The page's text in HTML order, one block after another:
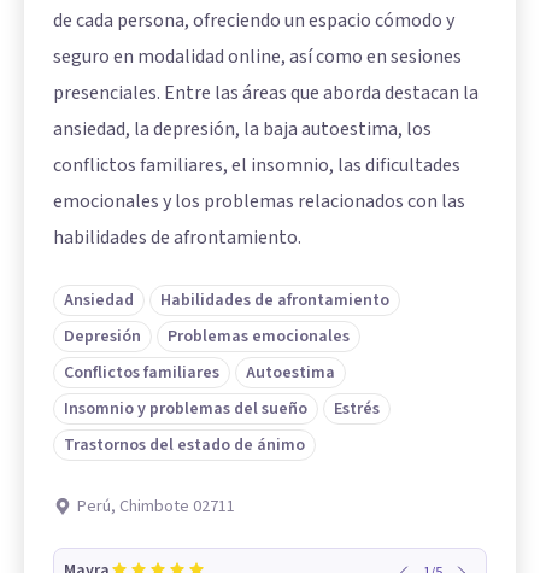
de cada persona, ofreciendo un espacio cómodo y
seguro en modalidad online, así como en sesiones
presenciales. Entre las áreas que aborda destacan la
ansiedad, la depresión, la baja autoestima, los
conflictos familiares, el insomnio, las dificultades
emocionales y los problemas relacionados con las
habilidades de afrontamiento.
Ansiedad
Habilidades de afrontamiento
Depresión
Problemas emocionales
Conflictos familiares
Autoestima
Insomnio y problemas del sueño
Estrés
Trastornos del estado de ánimo
Perú, Chimbote 02711